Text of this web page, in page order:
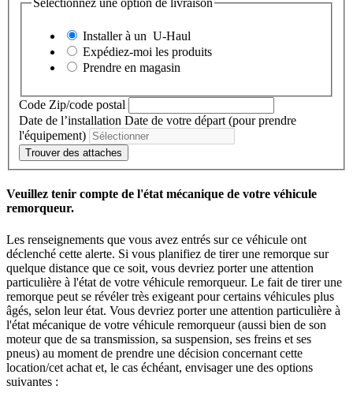
Sélectionnez une option de livraison
Installer à un U-Haul
Expédiez-moi les produits
Prendre en magasin
Code Zip/code postal
Date de l’installation Date de votre départ (pour prendre
l'équipement)
Trouver des attaches
Veuillez tenir compte de l'état mécanique de votre véhicule
remorqueur.
Les renseignements que vous avez entrés sur ce véhicule ont
déclenché cette alerte. Si vous planifiez de tirer une remorque sur
quelque distance que ce soit, vous devriez porter une attention
particulière à l'état de votre véhicule remorqueur. Le fait de tirer une
remorque peut se révéler très exigeant pour certains véhicules plus
âgés, selon leur état. Vous devriez porter une attention particulière à
l'état mécanique de votre véhicule remorqueur (aussi bien de son
moteur que de sa transmission, sa suspension, ses freins et ses
pneus) au moment de prendre une décision concernant cette
location/cet achat et, le cas échéant, envisager une des options
suivantes :